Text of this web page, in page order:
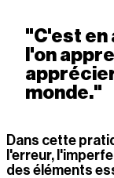
"C'est
l'on
monde."
Dans cette
l'erreur,
des éléments